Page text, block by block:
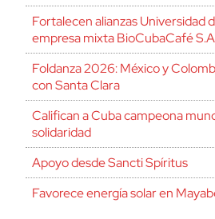
Fortalecen alianzas Universidad
empresa mixta BioCubaCafé
Foldanza 2026: México y
con Santa Clara
Califican a Cuba campeona
solidaridad
Apoyo desde Sancti Spíritus
Favorece energía solar en